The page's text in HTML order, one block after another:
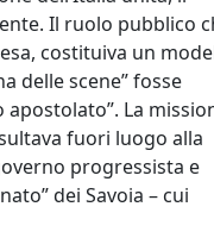
Il ruolo pubblico
costituiva un
delle scene” fosse
La
fuori luogo alla
progressista e
dei Savoia – cui